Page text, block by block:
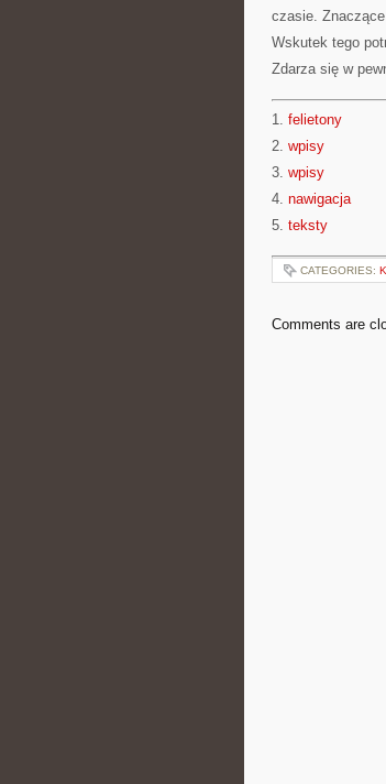
czasie.
Wskutek tego
Zdarza się w
1. felietony
2. wpisy
3. wpisy
4. nawigacja
5. teksty
CATEGORIES:
Comments are